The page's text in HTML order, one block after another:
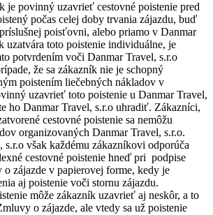
je povinný uzavrieť cestovné poistenie pred
počas celej doby trvania zájazdu, buď
poisťovni, alebo priamo v Danmar
uzatvára toto poistenie individuálne, je
potvrdením voči Danmar Travel, s.r.o
že sa zákazník nie je schopný
poistením liečebných nákladov v
uzavrieť toto poistenie u Danmar Travel,
ho Danmar Travel, s.r.o uhradiť. Zákazníci,
cestovné poistenie sa nemôžu
organizovaných Danmar Travel, s.r.o.
s.r.o však každému zákazníkovi odporúča
cestovné poistenie hneď pri podpise
zájazde v papierovej forme, kedy je
aj poistenie voči stornu zájazdu.
môže zákazník uzavrieť aj neskôr, a to
o zájazde, ale vtedy sa už poistenie